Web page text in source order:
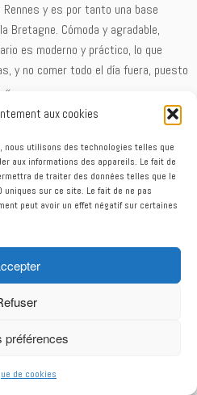
aux cookies
nous utilisons des technologies telles que
aux informations des appareils. Le fait de
de traiter des données telles que le
sur ce site. Le fait de ne pas
peut avoir un effet négatif sur certaines
préférences
de cookies
y es por tanto una base
Bretagne. Cómoda y agradable,
es moderno y práctico, lo que
y no comer todo el día fuera, puesto
«
2018) –Livre d’or
Reine des Reinettes. «
–Livre d’or
et Christophe pour votre hospitalité
deux très bonnes semaines de
garderons un excellent souvenir
vous souhaitons une très bonne
L’accueil de Gwéwaëlle et